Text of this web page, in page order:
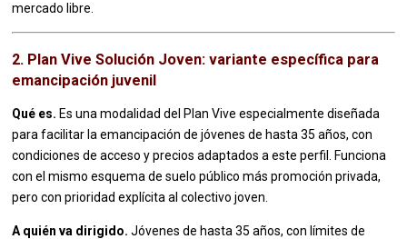
mercado libre.
2. Plan Vive Solución Joven: variante específica para
emancipación juvenil
Qué es. Es una modalidad del Plan Vive especialmente diseñada
para facilitar la emancipación de jóvenes de hasta 35 años, con
condiciones de acceso y precios adaptados a este perfil. Funciona
con el mismo esquema de suelo público más promoción privada,
pero con prioridad explícita al colectivo joven.
A quién va dirigido. Jóvenes de hasta 35 años, con límites de